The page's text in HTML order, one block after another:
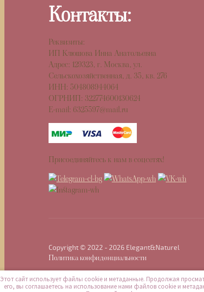
Контакты:
Реквизиты:
ИП Клюшова Инна Анатольевна
Адрес: 129323, г. Москва, ул.
Сельскохозяйственная, д. 35, кв. 276
ИНН: 504808944064
ОГРНИП: 322774600130624
E-mail: 6325597@mail.ru
Присоединяйтесь к нам в соцсетях!
Copyright © 2022 - 2026 Elegant&Naturel
Политика конфиденциальности
Этот сайт использует файлы cookie и метаданные. Продолжая
его, вы соглашаетесь на использование нами файлов cookie и